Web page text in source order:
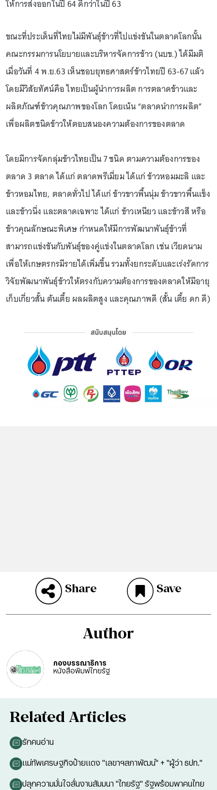
ให้การส่งออกในปี 64 ดีกว่าในปี 63
ขณะที่ประเด็นที่ไทยไม่มีพันธุ์ข้าวที่ไปแข่งขันในตลาดโลกนั้น
คณะกรรมการนโยบายและบริหารจัดการข้าว (นบข.) ได้มีมติ
เมื่อวันที่ 4 พ.ย.63 เห็นชอบยุทธศาสตร์ข้าวไทยปี 63-67 แล้ว
โดยมีวิสัยทัศน์คือ ไทยเป็นผู้นําการผลิต การตลาดข้าวและ
ผลิตภัณฑ์ข้าวคุณภาพของโลก โดยเน้น “ตลาดนำการผลิต”
เพื่อผลิตชนิดข้าวให้ตอบสนองความต้องการของตลาด
โดยมีการจัดกลุ่มข้าวไทยเป็น 7 ชนิด ตามความต้องการของ
ตลาด 3 ตลาด ได้แก่ ตลาดพรีเมี่ยม ได้แก่ ข้าวหอมมะลิ และ
ข้าวหอมไทย, ตลาดทั่วไป ได้แก่ ข้าวขาวพื้นนุ่ม ข้าวขาวพื้นแข็ง
และข้าวนึ่ง และตลาดเฉพาะ ได้แก่ ข้าวเหนียว และข้าวสี หรือ
ข้าวคุณลักษณะพิเศษ กำหนดให้มีการพัฒนาพันธุ์ข้าวที่
สามารถแข่งขันกับพันธุ์ของคู่แข่งในตลาดโลก เช่น เวียดนาม
เพื่อให้เกษตรกรมีรายได้เพิ่มขึ้น รวมทั้งยกระดับและเร่งรัดการ
วิจัยพัฒนาพันธุ์ข้าวให้ตรงกับความต้องการของตลาดให้มีอายุ
เก็บเกี่ยวสั้น ต้นเตี้ย ผลผลิตสูง และคุณภาพดี (สั้น เตี้ย ดก ดี)
Share Save
Author
กองบรรณาธิการ
หนังสือพิมพ์ไทยรัฐ
Related Articles
รักคนอ่าน
แม่ทัพเศรษฐกิจป้ายแดง "เลขาฯสภาพัฒน์" + "ผู้ว่า ธปท."
ปลุกความมั่นใจลั่นงานสัมมนา "ไทยรัฐ" รัฐพร้อมพาคนไทย